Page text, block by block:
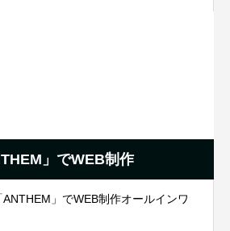
」でWEB制作
」でWEB制作オールインワ